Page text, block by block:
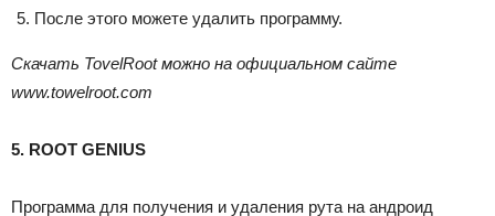
После этого можете удалить программу.
Скачать TovelRoot можно на официальном сайте
www.towelroot.com
5. ROOT GENIUS
Программа для получения и удаления рута на андроид